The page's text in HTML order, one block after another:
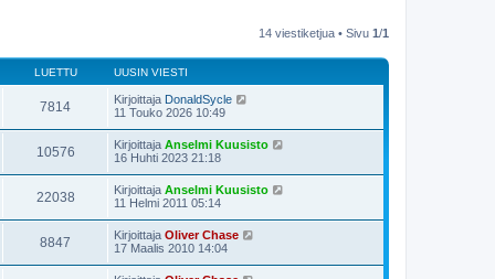
14 viestiketjua • Sivu 1/1
LUETTU UUSIN VIESTI
7814 Kirjoittaja DonaldSycle
11 Touko 2026 10:49
10576 Kirjoittaja Anselmi Kuusisto
16 Huhti 2023 21:18
22038 Kirjoittaja Anselmi Kuusisto
11 Helmi 2011 05:14
8847 Kirjoittaja Oliver Chase
17 Maalis 2010 14:04